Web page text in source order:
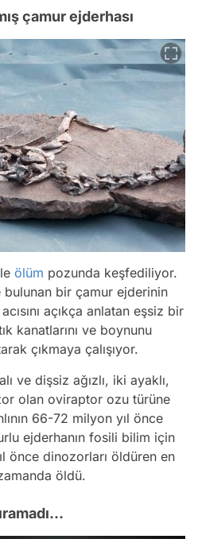
çamur ejderhası
ölüm pozunda keşfediliyor.
bir çamur ejderinin
açıkça anlatan eşsiz bir
kanatlarını ve boynunu
çıkmaya çalışıyor.
ve dişsiz ağızlı, iki ayaklı,
olan oviraptor ozu türüne
66-72 milyon yıl önce
ejderhanın fosili bilim için
önce dinozorları öldüren en
öldü.